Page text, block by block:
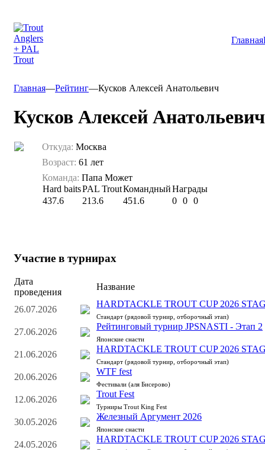
Главная
Главная—Рейтинг—Кусков Алексей Анатольевич
Кусков Алексей Анатольевич
Откуда: Москва
Возраст: 61 лет
Команда: Папа Может
Hard baitsPAL TroutКомандныйНаграды
437.6
213.6 451.6 0 0 0
Участие в турнирах
Дата
проведения
Название
26.07.2026
HARDTACKLE TROUT CUP 2026
Стандарт (рядовой турнир, отборочный этап)
27.06.2026
Рейтинговый турнир JPSNASTI - Этап 2
Японские снасти
21.06.2026
HARDTACKLE TROUT CUP 2026
Стандарт (рядовой турнир, отборочный этап)
20.06.2026
WTF fest
Фестивали (аля Бисерово)
12.06.2026
Trout Fest
Турниры Trout King Fest
30.05.2026
Железный Аргумент 2026
Японские снасти
24.05.2026
HARDTACKLE TROUT CUP 2026